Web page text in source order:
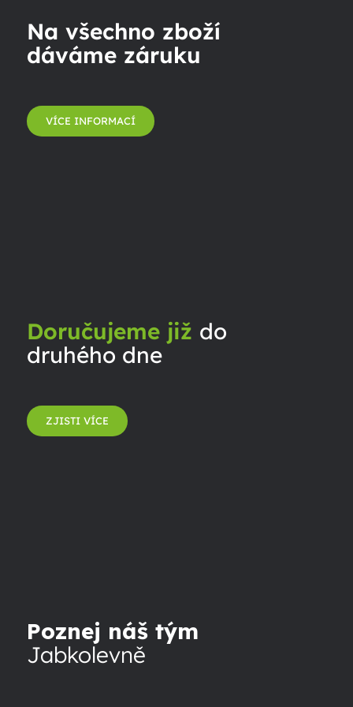
Na všechno zboží
dáváme záruku
VÍCE INFORMACÍ
Doručujeme již do
druhého dne
ZJISTI VÍCE
Poznej náš tým
Jabkolevně